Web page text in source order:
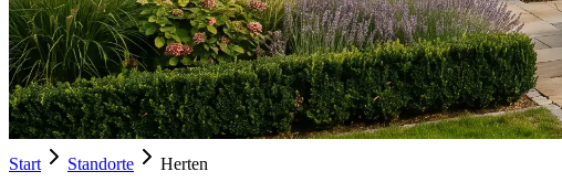
Start Standorte
Herten